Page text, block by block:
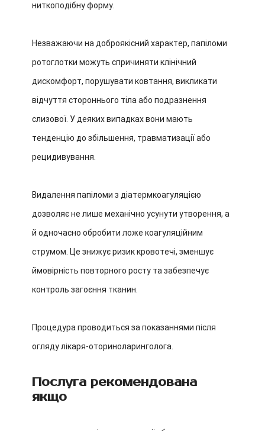
ниткоподібну форму.
Незважаючи на доброякісний характер, папіломи
ротоглотки можуть спричиняти клінічний
дискомфорт, порушувати ковтання, викликати
відчуття стороннього тіла або подразнення
слизової. У деяких випадках вони мають
тенденцію до збільшення, травматизації або
рецидивування.
Видалення папіломи з діатермкоагуляцією
дозволяє не лише механічно усунути утворення, а
й одночасно обробити ложе коагуляційним
струмом. Це знижує ризик кровотечі, зменшує
ймовірність повторного росту та забезпечує
контроль загоєння тканин.
Процедура проводиться за показаннями після
огляду лікаря-оториноларинголога.
Послуга рекомендована
якщо